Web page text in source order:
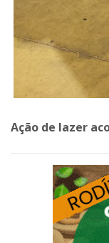
Ação de lazer